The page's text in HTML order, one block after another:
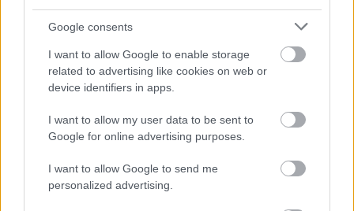
Google consents
I want to allow Google to enable storage
related to advertising like cookies on web or
device identifiers in apps.
I want to allow my user data to be sent to
Google for online advertising purposes.
I want to allow Google to send me
personalized advertising.
El Elche necesita más que un milagro para seguir en LaLiga
demasiado recomendables en Comunio. Sin embargo,
dentro del conjunto franjiverde, hay algún futbolista útil a
bajo precio como Omar Mascarell. El centrocampista, pieza
fundamental para Pablo Machín, ha sumado 12 puntos en
las dos últimas jornadas y su valor de mercado es de
Aissa Mandi(Villarreal, defensa, 830.000)